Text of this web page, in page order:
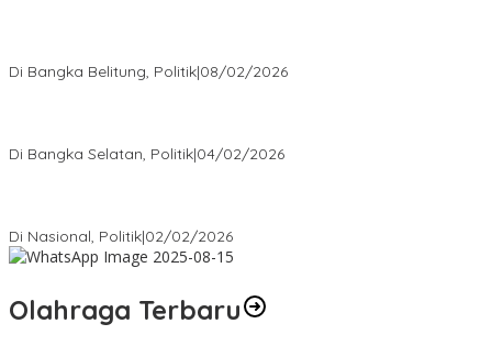
Di Bangka Belitung, Politik|08/02/2026
Di Bangka Selatan, Politik|04/02/2026
Di Nasional, Politik|02/02/2026
Olahraga Terbaru